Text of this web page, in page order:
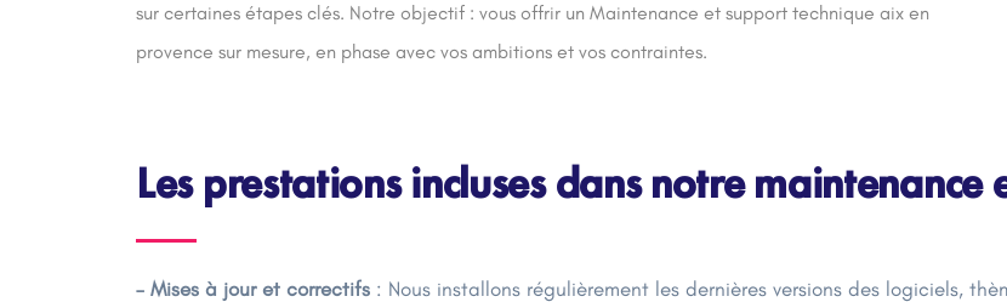
sur certaines étapes clés. Notre objectif : vous offrir un Maintenance et support technique aix en
provence sur mesure, en phase avec vos ambitions et vos contraintes.
Les prestations incluses dans notre
– Mises à jour et correctifs : Nous installons régulièrement les dernières versions des logiciels,